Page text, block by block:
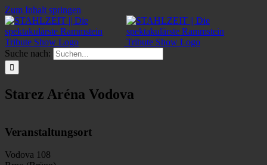
Zum Inhalt springen
Suche nach:
Starez Aréna Vodova
Veranstaltungsort
Vodova 108